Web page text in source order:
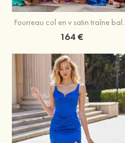
Fourreau
164 €